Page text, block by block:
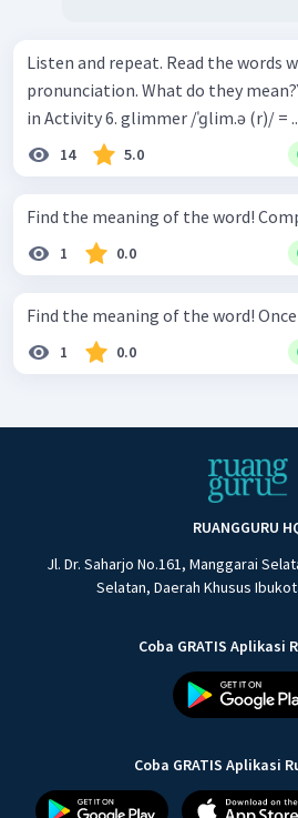
Listen and repeat. Read the words
pronunciation. What do they
in Activity 6. glimmer /ˈɡlim.ə (r)/ =
14 5.0
Find the
1 0.0
Find the
1 0.0
RUANGGURU
Jl. Dr. Saharjo No.161, Manggarai
Selatan, Daerah Khusus
Coba GRATIS Aplikasi
Coba GRATIS Aplikasi